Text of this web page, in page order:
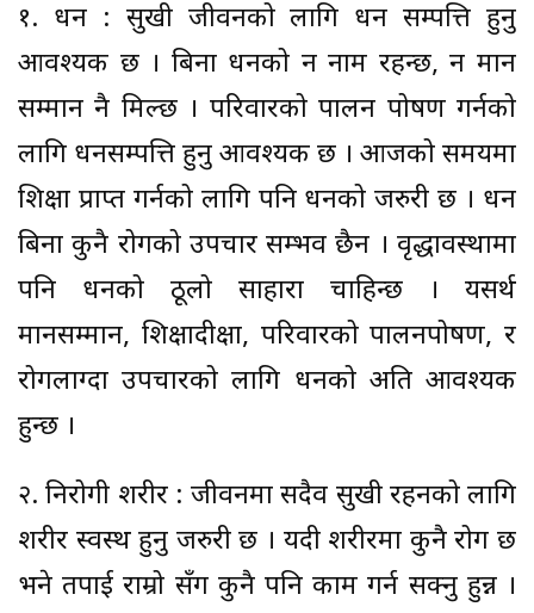
१. धन : सुखी जीवनको लागि धन सम्पत्ति हुनु
आवश्यक छ । बिना धनको न नाम रहन्छ, न मान
सम्मान नै मिल्छ । परिवारको पालन पोषण गर्नको
लागि धनसम्पत्ति हुनु आवश्यक छ । आजको समयमा
शिक्षा प्राप्त गर्नको लागि पनि धनको जरुरी छ । धन
बिना कुनै रोगको उपचार सम्भव छैन । वृद्धावस्थामा
पनि धनको ठूलो साहारा चाहिन्छ । यसर्थ
मानसम्मान, शिक्षादीक्षा, परिवारको पालनपोषण, र
रोगलाग्दा उपचारको लागि धनको अति आवश्यक
हुन्छ ।
२. निरोगी शरीर : जीवनमा सदैव सुखी रहनको लागि
शरीर स्वस्थ हुनु जरुरी छ । यदी शरीरमा कुनै रोग छ
भने तपाई राम्रो सँग कुनै पनि काम गर्न सक्नु हुन्न ।